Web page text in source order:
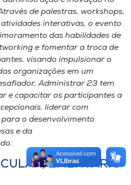
de palestras, workshops,
interativas, o evento
das habilidades de
e fomentar a troca de
visando impulsionar o
organizações em um
Administrar 23 tem
e capacitar os participantes a
liderar com
o desenvolvimento
e da
EMENTÁRIO